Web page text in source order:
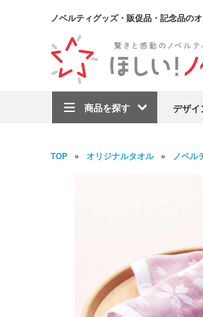
ノベルティグッズ・販促品・記念品の
商品を探す デザイ
TOP オリジナルタオル ノベル